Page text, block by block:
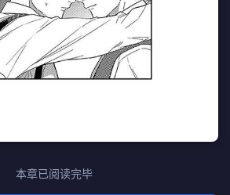
本章已阅读完毕